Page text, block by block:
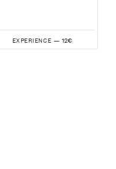
EXPERIENCE — 12€